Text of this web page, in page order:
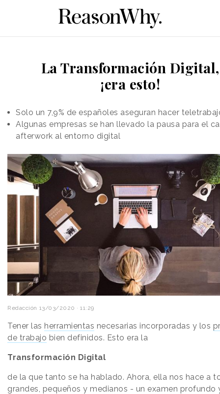
La Transformación Digital,
¡era esto!
Solo un 7,9% de españoles aseguran hacer
Algunas empresas se han llevado la pausa para el
afterwork al entorno digital
Redacción 13/03/2020 · 11:29
Tener las herramientas necesarias incorporadas y los
de trabajo bien definidos. Esto era la
Transformación Digital
de la que tanto se ha hablado. Ahora, ella nos hace a
grandes, pequeños y medianos - un examen profundo